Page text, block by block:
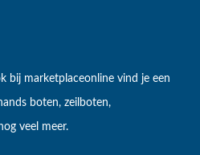
bij marketplaceonline vind je een
boten, zeilboten,
veel meer.